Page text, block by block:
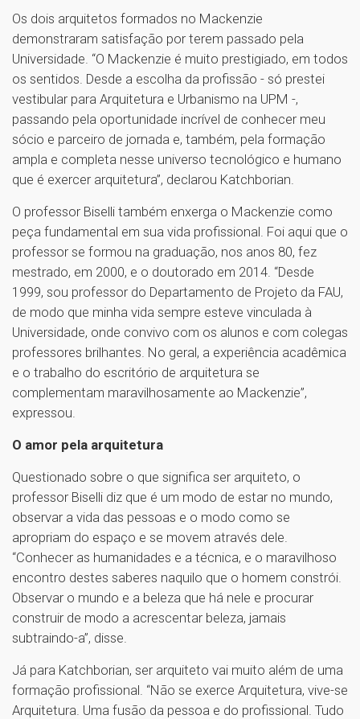
Os dois arquitetos formados no Mackenzie
demonstraram satisfação por terem passado pela
Universidade. “O Mackenzie é muito prestigiado, em todos
os sentidos. Desde a escolha da profissão - só prestei
vestibular para Arquitetura e Urbanismo na UPM -,
passando pela oportunidade incrível de conhecer meu
sócio e parceiro de jornada e, também, pela formação
ampla e completa nesse universo tecnológico e humano
que é exercer arquitetura”, declarou Katchborian.
O professor Biselli também enxerga o Mackenzie como
peça fundamental em sua vida profissional. Foi aqui que o
professor se formou na graduação, nos anos 80, fez
mestrado, em 2000, e o doutorado em 2014. “Desde
1999, sou professor do Departamento de Projeto da FAU,
de modo que minha vida sempre esteve vinculada à
Universidade, onde convivo com os alunos e com colegas
professores brilhantes. No geral, a experiência acadêmica
e o trabalho do escritório de arquitetura se
complementam maravilhosamente ao Mackenzie”,
expressou.
O amor pela arquitetura
Questionado sobre o que significa ser arquiteto, o
professor Biselli diz que é um modo de estar no mundo,
observar a vida das pessoas e o modo como se
apropriam do espaço e se movem através dele.
“Conhecer as humanidades e a técnica, e o maravilhoso
encontro destes saberes naquilo que o homem constrói.
Observar o mundo e a beleza que há nele e procurar
construir de modo a acrescentar beleza, jamais
subtraindo-a”, disse.
Já para Katchborian, ser arquiteto vai muito além de uma
formação profissional. “Não se exerce Arquitetura, vive-se
Arquitetura. Uma fusão da pessoa e do profissional. Tudo